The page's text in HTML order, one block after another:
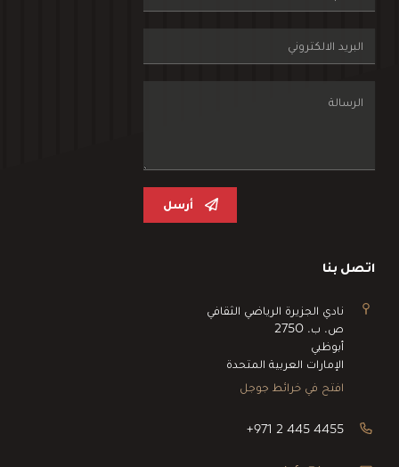
أرسل
اتصل بنا
نادي الجزيرة الرياضي الثقافي
ص. ب. 2750
أبوظبي
الإمارات العربية المتحدة
افتح في خرائط جوجل
+971 2 445 4455